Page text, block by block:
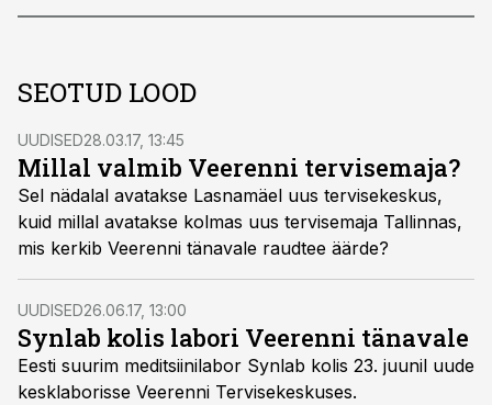
SEOTUD LOOD
UUDISED28.03.17, 13:45
Millal valmib Veerenni tervisemaja?
Sel nädalal avatakse Lasnamäel uus tervisekeskus,
kuid millal avatakse kolmas uus tervisemaja Tallinnas,
mis kerkib Veerenni tänavale raudtee äärde?
UUDISED26.06.17, 13:00
Synlab kolis labori Veerenni tänavale
Eesti suurim meditsiinilabor Synlab kolis 23. juunil uude
kesklaborisse Veerenni Tervisekeskuses.